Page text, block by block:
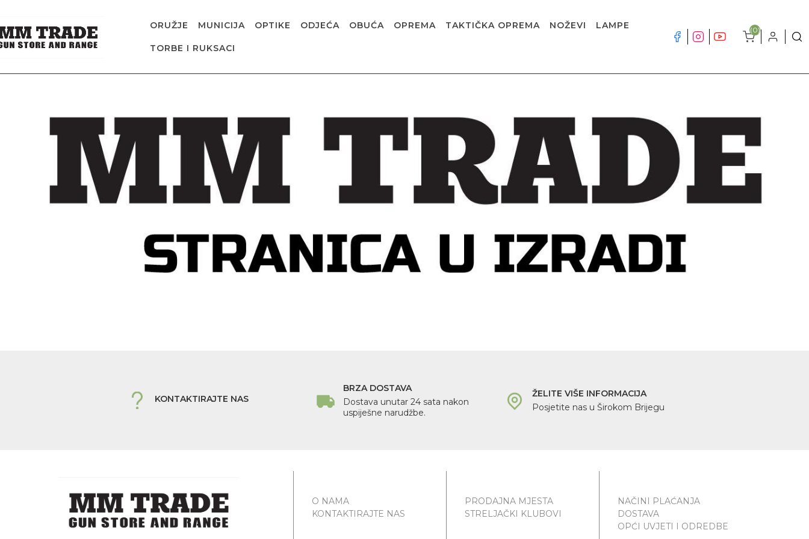
(0)
ORUŽJE MUNICIJA OPTIKE ODJEĆA OBUĆA OPREMA TAKTIČKA OPREMA NOŽEVI LAMPE
TORBE I RUKSACI
KONTAKTIRAJTE NAS
BRZA DOSTAVA
Dostava unutar 24 sata nakon
uspiješne narudžbe.
ŽELITE VIŠE INFORMACIJA
Posjetite nas u Širokom Brijegu
O NAMA
KONTAKTIRAJTE NAS
PRODAJNA MJESTA
STRELJAČKI KLUBOVI
NAČINI PLAĆANJA
DOSTAVA
OPĆI UVJETI I ODREDBE